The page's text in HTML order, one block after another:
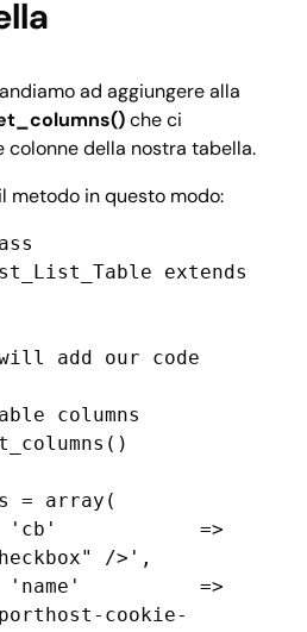
ad aggiungere alla
che ci
della nostra tabella.
metodo in questo modo:
extends
/>',
cookie-